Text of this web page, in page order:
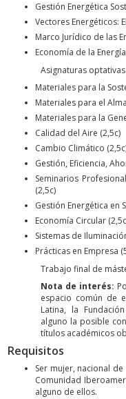
Gestión Energética
Vectores Energéticos:
Marco Jurídico de las
Economía de la
Asignaturas
Materiales para la
Materiales para el
Materiales para la
Calidad del Aire (2,5c)
Cambio Climático
Gestión, Eficiencia,
Seminarios
(2,5c)
Gestión Energética en
Economía Circular
Sistemas de
Prácticas en Empresa
Trabajo final de
Nota de interés:
espacio común de
Latina, la
alguno la posible
títulos académicos
Requisitos
Ser mujer, nacional
Comunidad
alguno de ellos.